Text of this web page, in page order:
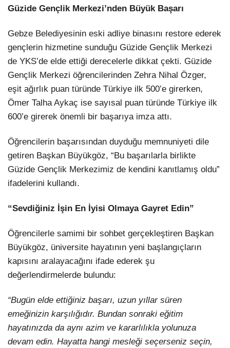
Güzide Gençlik Merkezi’nden Büyük Başarı
Gebze Belediyesinin eski adliye binasını restore ederek
gençlerin hizmetine sunduğu Güzide Gençlik Merkezi
de YKS’de elde ettiği derecelerle dikkat çekti. Güzide
Gençlik Merkezi öğrencilerinden Zehra Nihal Özger,
eşit ağırlık puan türünde Türkiye ilk 500’e girerken,
Ömer Talha Aykaç ise sayısal puan türünde Türkiye ilk
600’e girerek önemli bir başarıya imza attı.
Öğrencilerin başarısından duyduğu memnuniyeti dile
getiren Başkan Büyükgöz, “Bu başarılarla birlikte
Güzide Gençlik Merkezimiz de kendini kanıtlamış oldu”
ifadelerini kullandı.
“Sevdiğiniz İşin En İyisi Olmaya Gayret Edin”
Öğrencilerle samimi bir sohbet gerçekleştiren Başkan
Büyükgöz, üniversite hayatının yeni başlangıçların
kapısını aralayacağını ifade ederek şu
değerlendirmelerde bulundu:
“Bugün elde ettiğiniz başarı, uzun yıllar süren
emeğinizin karşılığıdır. Bundan sonraki eğitim
hayatınızda da aynı azim ve kararlılıkla yolunuza
devam edin. Hayatta hangi mesleği seçerseniz seçin,